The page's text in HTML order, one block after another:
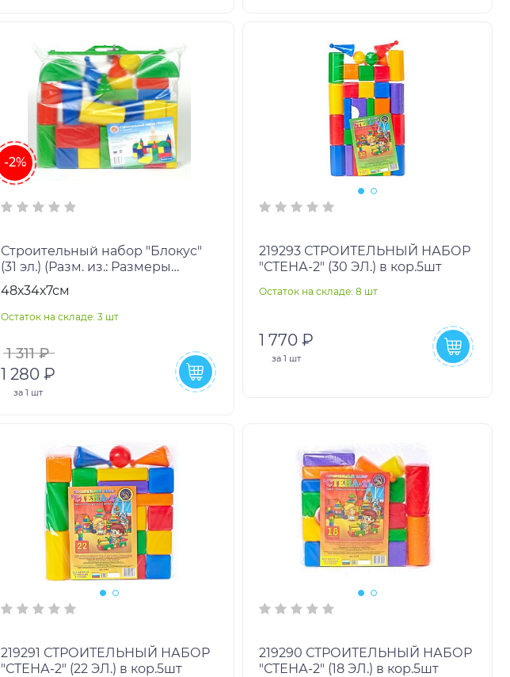
-2%
Строительный набор "Блокус"
(31 эл.) (Разм. из.: Размеры
деталей кратны 7 см, Цвет:
мультиколор)
48х34х7см
Остаток на складе: 3 шт
1 311 ₽
1 280 ₽
за1 шт
219293 СТРОИТЕЛЬНЫЙ НАБОР
"СТЕНА-2" (30 ЭЛ.) в кор.5шт
Остаток на складе: 8 шт
1 770 ₽
за1 шт
219291 СТРОИТЕЛЬНЫЙ НАБОР
"СТЕНА-2" (22 ЭЛ.) в кор.5шт
219290 СТРОИТЕЛЬНЫЙ НАБОР
"СТЕНА-2" (18 ЭЛ.) в кор.5шт